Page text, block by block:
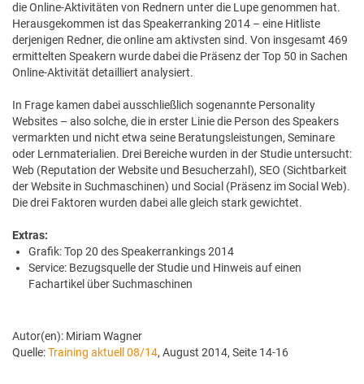
die Online-Aktivitäten von Rednern unter die Lupe genommen hat.
Herausgekommen ist das Speakerranking 2014 – eine Hitliste
derjenigen Redner, die online am aktivsten sind. Von insgesamt 469
ermittelten Speakern wurde dabei die Präsenz der Top 50 in Sachen
Online-Aktivität detailliert analysiert.
In Frage kamen dabei ausschließlich sogenannte Personality
Websites – also solche, die in erster Linie die Person des Speakers
vermarkten und nicht etwa seine Beratungsleistungen, Seminare
oder Lernmaterialien. Drei Bereiche wurden in der Studie untersucht:
Web (Reputation der Website und Besucherzahl), SEO (Sichtbarkeit
der Website in Suchmaschinen) und Social (Präsenz im Social Web).
Die drei Faktoren wurden dabei alle gleich stark gewichtet.
Extras:
Grafik: Top 20 des Speakerrankings 2014
Service: Bezugsquelle der Studie und Hinweis auf einen
Fachartikel über Suchmaschinen
Autor(en): Miriam Wagner
Quelle:Training aktuell 08/14, August 2014, Seite 14-16